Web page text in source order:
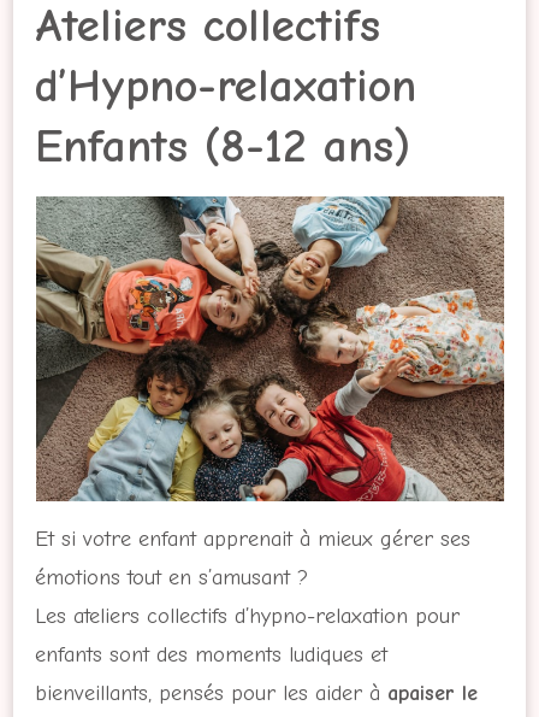
Ateliers collectifs
d’Hypno-relaxation
Enfants (8-12 ans)
Et si votre enfant apprenait à mieux gérer ses
émotions tout en s’amusant ?
Les ateliers collectifs d’hypno-relaxation pour
enfants sont des moments ludiques et
bienveillants, pensés pour les aider à apaiser le